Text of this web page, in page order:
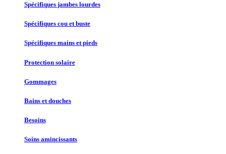
Spécifiques jambes lourdes
Spécifiques cou et buste
Spécifiques mains et pieds
Protection solaire
Gommages
Bains et douches
Besoins
Soins amincissants